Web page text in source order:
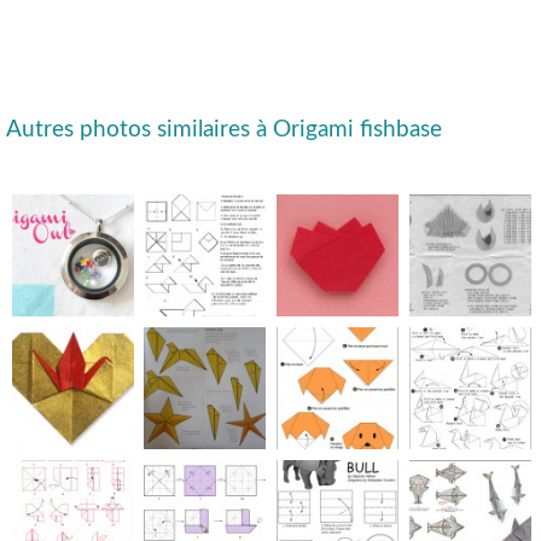
Autres photos similaires à Origami fishbase